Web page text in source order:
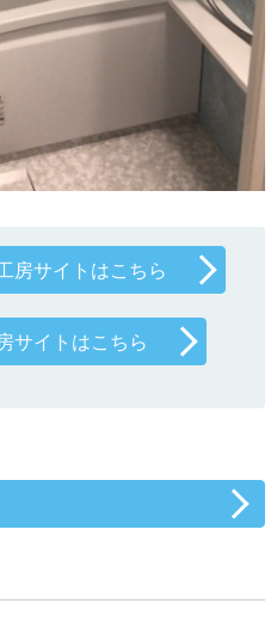
房サイトはこちら
サイトはこちら